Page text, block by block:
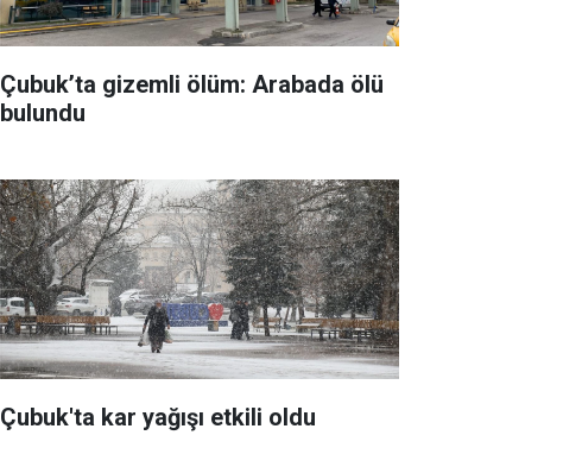
Çubuk’ta gizemli ölüm: Arabada ölü
bulundu
Çubuk'ta kar yağışı etkili oldu